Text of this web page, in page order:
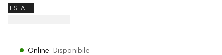
ESTATE
Online: Disponibile